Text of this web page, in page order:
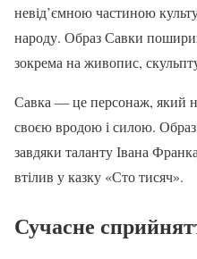
невід’ємною частиною
народу. Образ Савки
зокрема на живопис,
Савка — це персонаж, який
своєю вродою і силою.
завдяки таланту Івана
втілив у казку «Сто тисяч».
Сучасне